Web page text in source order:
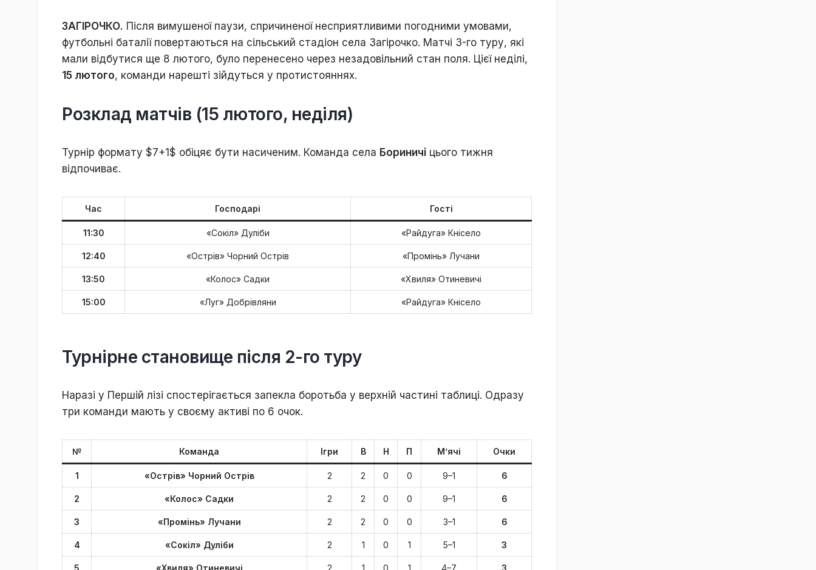
знай
свій
рідний
край
ЗАГІРОЧКО. Після вимушеної паузи, спричиненої несприятливими погодними умовами,
футбольні баталії повертаються на сільський стадіон села Загірочко. Матчі 3-го туру, які
мали відбутися ще 8 лютого, було перенесено через незадовільний стан поля. Цієї неділі,
15 лютого, команди нарешті зійдуться у протистояннях.
Розклад матчів (15 лютого, неділя)
Турнір формату $7+1$ обіцяє бути насиченим. Команда села Бориничі цього тижня
відпочиває.
Час Господарі Гості
11:30 «Сокіл» Дуліби «Райдуга» Кнісело
12:40 «Острів» Чорний Острів «Промінь» Лучани
13:50 «Колос» Садки «Хвиля» Отиневичі
15:00 «Луг» Добрівляни «Райдуга» Кнісело
Турнірне становище після 2-го туру
Наразі у Першій лізі спостерігається запекла боротьба у верхній частині таблиці. Одразу
три команди мають у своєму активі по 6 очок.
№ Команда Ігри В Н П М’ячі Очки
1 «Острів» Чорний Острів 2 2 0 0 9–1 6
2 «Колос» Садки 2 2 0 0 9–1 6
3 «Промінь» Лучани 2 2 0 0 3–1 6
4 «Сокіл» Дуліби 2 1 0 1 5–1 3